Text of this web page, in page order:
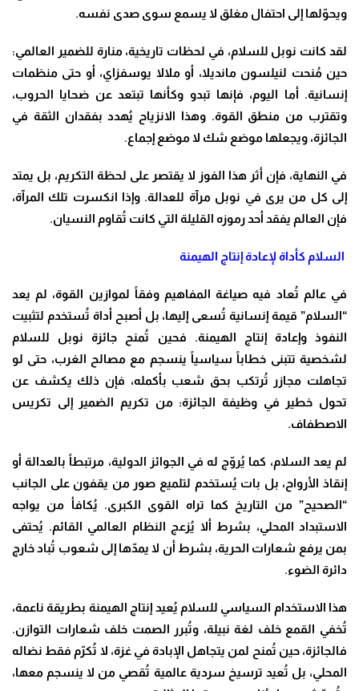
ويحوّلها إلى احتفال مغلق لا يسمع سوى صدى نفسه.
لقد كانت نوبل للسلام، في لحظات تاريخية، منارة للضمير العالمي:
حين مُنحت لنيلسون مانديلا، أو ملالا يوسفزاي، أو حتى منظمات
إنسانية. أما اليوم، فإنها تبدو وكأنها تبتعد عن ضحايا الحروب،
وتقترب من منطق القوة. وهذا الانزياح يُهدد بفقدان الثقة في
الجائزة، ويجعلها موضع شك لا موضع إجماع.
في النهاية، فإن أثر هذا الفوز لا يقتصر على لحظة التكريم، بل يمتد
إلى كل من يرى في نوبل مرآة للعدالة. وإذا انكسرت تلك المرآة،
فإن العالم يفقد أحد رموزه القليلة التي كانت تُقاوم النسيان.
السلام كأداة لإعادة إنتاج الهيمنة
في عالم تُعاد فيه صياغة المفاهيم وفقاً لموازين القوة، لم يعد
“السلام” قيمة إنسانية تُسعى إليها، بل أصبح أداة تُستخدم لتثبيت
النفوذ وإعادة إنتاج الهيمنة. فحين تُمنح جائزة نوبل للسلام
لشخصية تتبنى خطاباً سياسياً ينسجم مع مصالح الغرب، حتى لو
تجاهلت مجازر تُرتكب بحق شعب بأكمله، فإن ذلك يكشف عن
تحول خطير في وظيفة الجائزة: من تكريم الضمير إلى تكريس
الاصطفاف.
لم يعد السلام، كما يُروّج له في الجوائز الدولية، مرتبطاً بالعدالة أو
إنقاذ الأرواح، بل بات يُستخدم لتلميع صور من يقفون على الجانب
“الصحيح” من التاريخ كما تراه القوى الكبرى. يُكافأ من يواجه
الاستبداد المحلي، بشرط ألا يُزعج النظام العالمي القائم. يُحتفى
بمن يرفع شعارات الحرية، بشرط أن لا يمدّها إلى شعوب تُباد خارج
دائرة الضوء.
هذا الاستخدام السياسي للسلام يُعيد إنتاج الهيمنة بطريقة ناعمة،
تُخفي القمع خلف لغة نبيلة، وتُبرر الصمت خلف شعارات التوازن.
فالجائزة، حين تُمنح لمن يتجاهل الإبادة في غزة، لا تُكرّم فقط نضاله
المحلي، بل تُعيد ترسيخ سردية عالمية تُقصي من لا ينسجم معها،